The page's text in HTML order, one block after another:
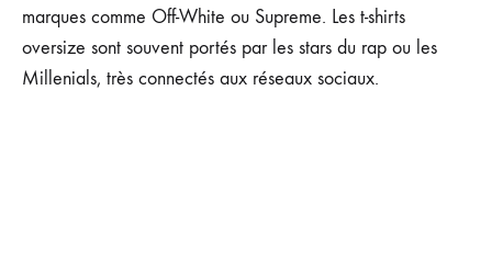
marques comme Off-White ou Supreme. Les t-shirts
oversize sont souvent portés par les stars du rap ou les
Millenials, très connectés aux réseaux sociaux.